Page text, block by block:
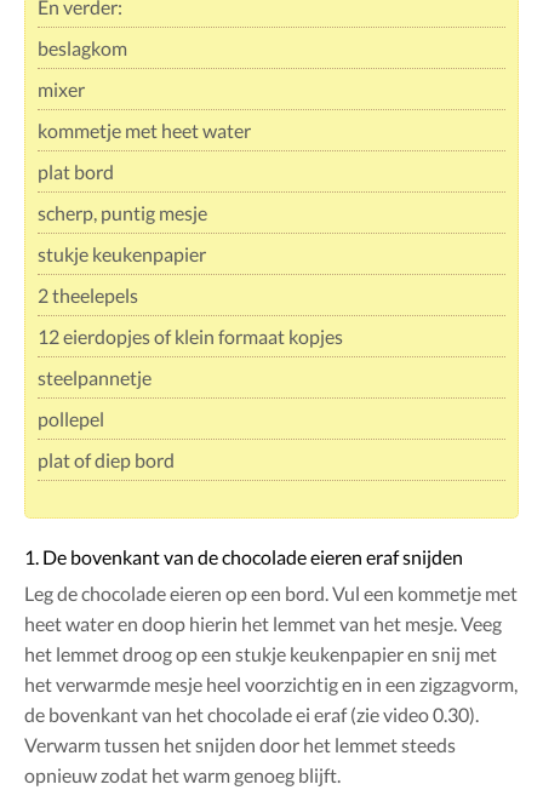
En verder:
beslagkom
mixer
kommetje met heet water
plat bord
scherp, puntig mesje
stukje keukenpapier
2 theelepels
12 eierdopjes of klein formaat kopjes
steelpannetje
pollepel
plat of diep bord
1. De bovenkant van de chocolade eieren eraf snijden
Leg de chocolade eieren op een bord. Vul een kommetje met
heet water en doop hierin het lemmet van het mesje. Veeg
het lemmet droog op een stukje keukenpapier en snij met
het verwarmde mesje heel voorzichtig en in een zigzagvorm,
de bovenkant van het chocolade ei eraf (zie video 0.30).
Verwarm tussen het snijden door het lemmet steeds
opnieuw zodat het warm genoeg blijft.